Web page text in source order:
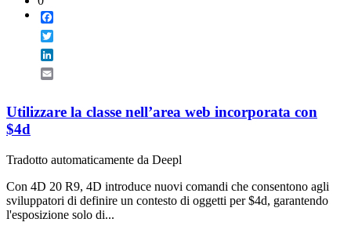
Utilizzare la classe nell’area web incorporata con
$4d
Tradotto automaticamente da Deepl
Con 4D 20 R9, 4D introduce nuovi comandi che consentono agli
sviluppatori di definire un contesto di oggetti per $4d, garantendo
l'esposizione solo di...